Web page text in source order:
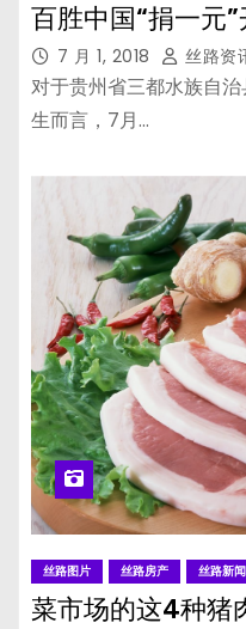
百胜中国“捐一元
7 月 1, 2018 丝路资
对于贵州省三都水族自
生而言，7月…
丝路图片 丝路房产 丝路新闻
菜市场的这4种猪